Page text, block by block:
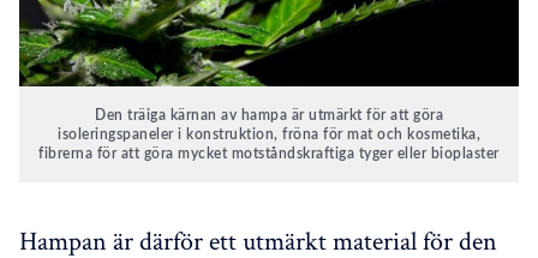
Den träiga kärnan av hampa är utmärkt för att göra
isoleringspaneler i konstruktion, fröna för mat och kosmetika,
fibrerna för att göra mycket motståndskraftiga tyger eller bioplaster
Hampan är därför ett utmärkt material för den